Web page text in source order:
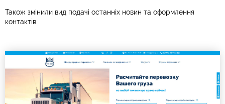
Також змінили вид подачі останніх новин та оформлення
контактів.